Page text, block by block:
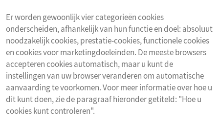
Er worden gewoonlijk vier categorieën cookies
onderscheiden, afhankelijk van hun functie en doel: absoluut
noodzakelijk cookies, prestatie-cookies, functionele cookies
en cookies voor marketingdoeleinden. De meeste browsers
accepteren cookies automatisch, maar u kunt de
instellingen van uw browser veranderen om automatische
aanvaarding te voorkomen. Voor meer informatie over hoe u
dit kunt doen, zie de paragraaf hieronder getiteld: "Hoe u
cookies kunt controleren".